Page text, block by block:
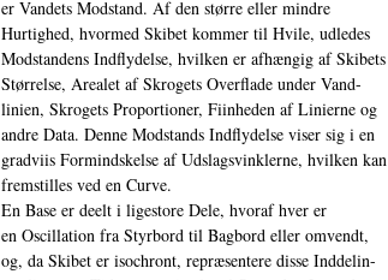
er Vandets Modstand. Af den større eller mindre
Hurtighed, hvormed Skibet kommer til Hvile, udledes
Modstandens Indflydelse, hvilken er afhængig af Skibets
Størrelse, Arealet af Skrogets Overflade under Vand-
linien, Skrogets Proportioner, Fiinheden af Linierne og
andre Data. Denne Modstands Indflydelse viser sig i en
gradviis Formindskelse af Udslagsvinklerne, hvilken kan
fremstilles ved en Curve.
En Base er deelt i ligestore Dele, hvoraf hver er
en Oscillation fra Styrbord til Bagbord eller omvendt,
og, da Skibet er isochront, repræsentere disse Inddelin-